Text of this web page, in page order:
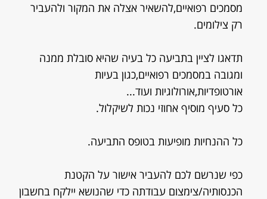
מסמכים רפואיים,להשאיר אצלה את המקור ולהעביר
רק צילומים.
תדאגו לציין בתביעה כל בעיה שהיא סובלת ממנה
ומגובה במסמכים רפואיים,כגון בעיות
אורטופדיות,אורולוגיות ועוד...
כל סעיף מוסיף אחוזי נכות לשיקלול.
כל ההנחיות מופיעות בטופס התביעה.
כפי שנרשם לכם להעביר אישור על הקטנת
הכנסותיה/צימצום עבודתה כדי שהנושא יילקח בחשבון